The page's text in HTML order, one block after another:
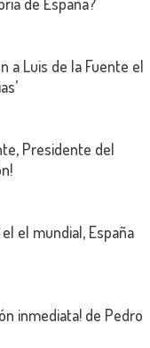
a Luis de la Fuente el
Presidente del
el el mundial, España
inmediata! de Pedro